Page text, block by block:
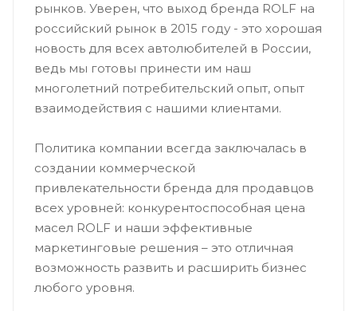
рынков. Уверен, что выход бренда ROLF на
российский рынок в 2015 году - это хорошая
новость для всех автолюбителей в России,
ведь мы готовы принести им наш
многолетний потребительский опыт, опыт
взаимодействия с нашими клиентами.
Политика компании всегда заключалась в
создании коммерческой
привлекательности бренда для продавцов
всех уровней: конкурентоспособная цена
масел ROLF и наши эффективные
маркетинговые решения – это отличная
возможность развить и расширить бизнес
любого уровня.